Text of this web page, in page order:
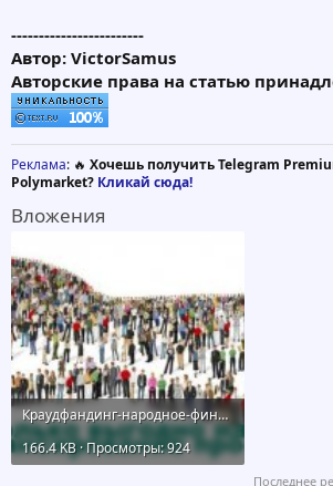
------------------------
Автор: VictorSamus
Авторские права на статью
Реклама: 🔥 Хочешь получить Telegram
Polymarket? Кликай сюда!
Вложения
Краудфандинг-народное-финансирование.jpg
166.4 KB · Просмотры: 924
Последнее